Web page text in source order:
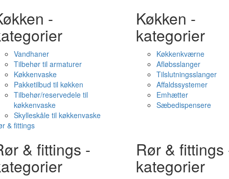
-
Vandhaner
Tilbehør til armaturer
Køkkenvaske
Pakketilbud til køkken
Tilbehør/reservedele til
køkkenvaske
Skylleskåle til køkkenvaske
Køkken -
kategorier
Køkkenkværne
Afløbsslanger
Tilslutningsslanger
Affaldssystemer
Emhætter
Sæbedispensere
& fittings
& fittings - Rør & fittings
kategorier